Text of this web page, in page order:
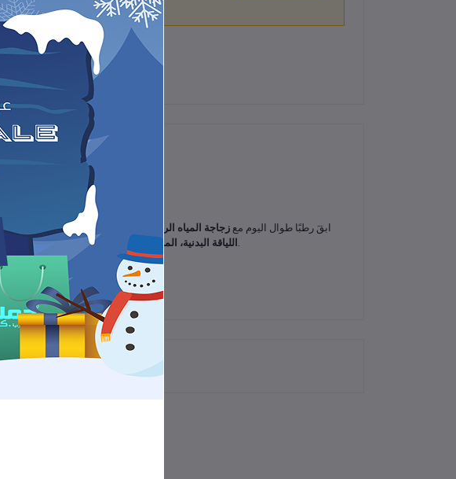
ابقَ رطبًا طوال اليوم معزجاجة المياه الرياضية المزودة بقش وعلامة زمنية
،
اللياقة البدنية، المشي لمسافات طويلة، السفر أو صالة . مصنوعة من مواد آمنة، محمولة وسهلة الاستخدام.